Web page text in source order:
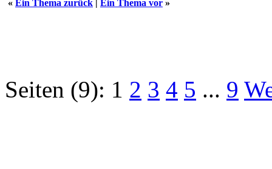
« Ein Thema zurück | Ein Thema vor »
Seiten (9): 1 2 3 4 5 ... 9